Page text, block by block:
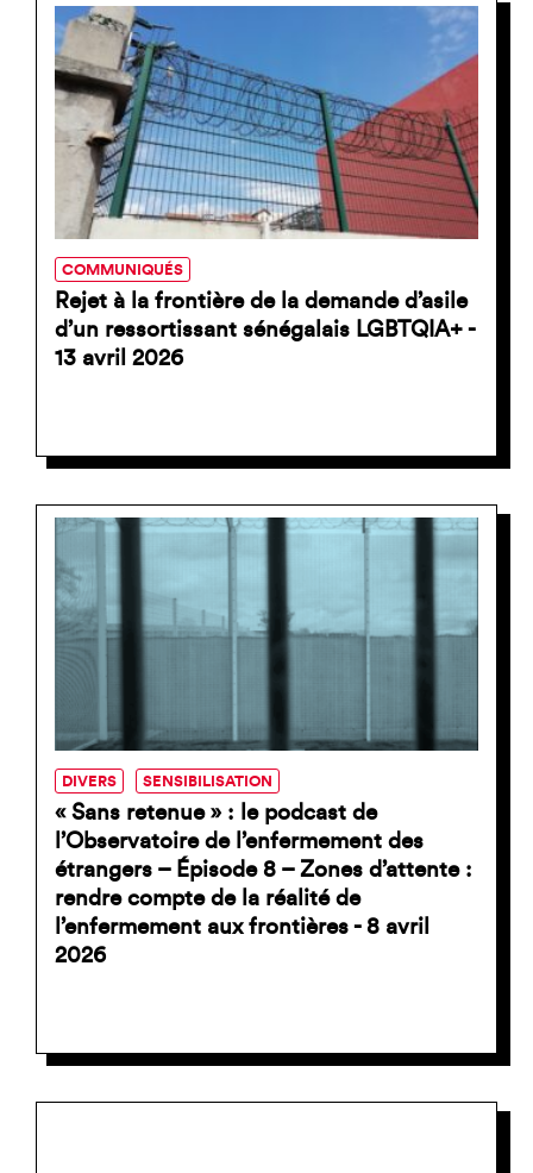
COMMUNIQUÉS
Rejet à la frontière de la demande d’asile
d’un ressortissant sénégalais LGBTQIA+ -
13 avril 2026
DIVERS SENSIBILISATION
« Sans retenue » : le podcast de
l’Observatoire de l’enfermement des
étrangers – Épisode 8 – Zones d’attente :
rendre compte de la réalité de
l’enfermement aux frontières - 8 avril
2026